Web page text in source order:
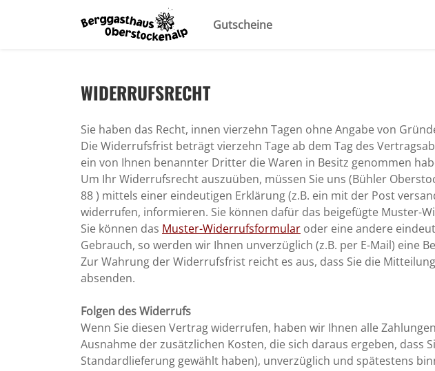
Gutscheine
WIDERRUFSRECHT
Sie haben das Recht, innen vierzehn Tagen ohne Angabe von
Die Widerrufsfrist beträgt vierzehn Tage ab dem Tag des
ein von Ihnen benannter Dritter die Waren in Besitz genommen
Um Ihr Widerrufsrecht auszuüben, müssen Sie uns (Bühler
88 ) mittels einer eindeutigen Erklärung (z.B. ein mit der Post
widerrufen, informieren. Sie können dafür das beigefügte Muster-
Sie können das Muster-Widerrufsformular oder eine andere
Gebrauch, so werden wir Ihnen unverzüglich (z.B. per E-Mail) eine
Zur Wahrung der Widerrufsfrist reicht es aus, dass Sie die
absenden.
Folgen des Widerrufs
Wenn Sie diesen Vertrag widerrufen, haben wir Ihnen alle
Ausnahme der zusätzlichen Kosten, die sich daraus ergeben,
Standardlieferung gewählt haben), unverzüglich und spätestens